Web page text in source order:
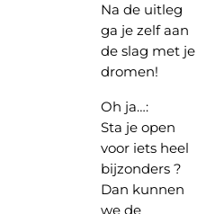
Na de uitleg
ga je zelf aan
de slag met je
dromen!
Oh ja…:
Sta je open
voor iets heel
bijzonders ?
Dan kunnen
we de